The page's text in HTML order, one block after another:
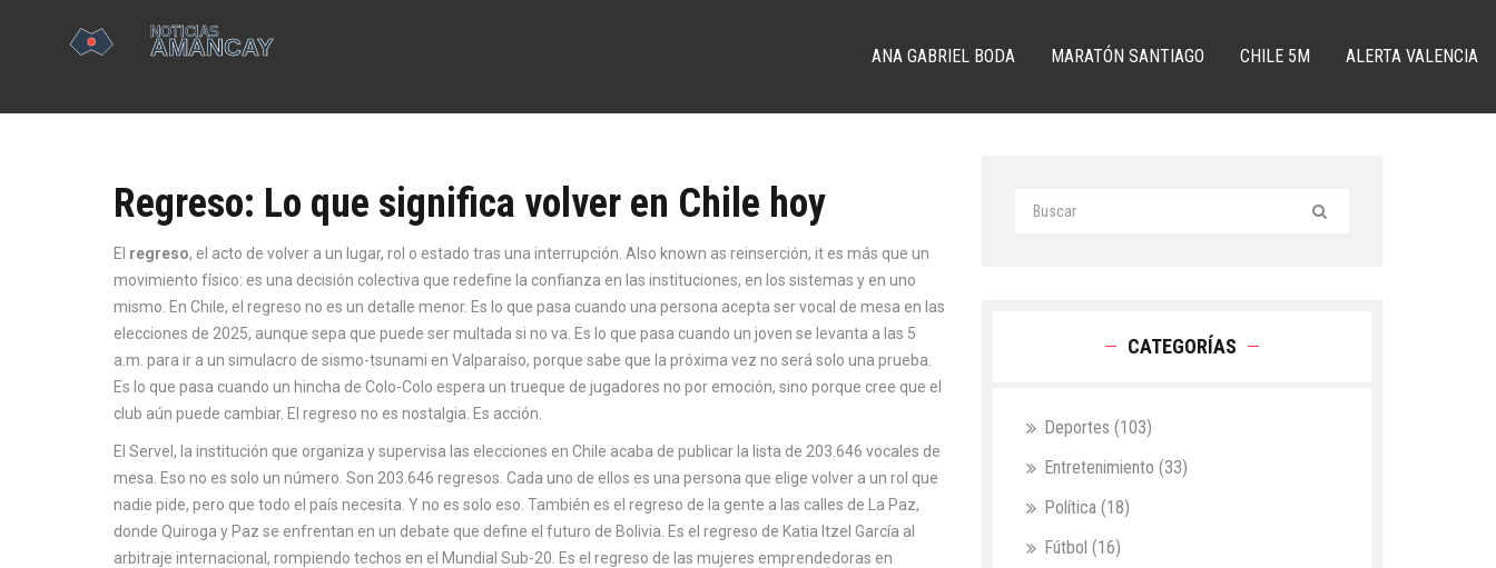
ANA GABRIEL BODA MARATÓN SANTIAGO CHILE 5M ALERTA VALENCIA
Regreso: Lo que significa volver en Chile hoy
El regreso, el acto de volver a un lugar, rol o estado tras una interrupción . Also known as reinserción, it es más que un
movimiento físico: es una decisión colectiva que redefine la confianza en las instituciones, en los sistemas y en uno
mismo En Chile, el regreso no es un detalle menor. Es lo que pasa cuando una persona acepta ser vocal de mesa en las
elecciones de 2025, aunque sepa que puede ser multada si no va. Es lo que pasa cuando un joven se levanta a las 5
a.m. para ir a un simulacro de sismo-tsunami en Valparaíso, porque sabe que la próxima vez no será solo una prueba.
Es lo que pasa cuando un hincha de Colo-Colo espera un trueque de jugadores no por emoción, sino porque cree que el
club aún puede cambiar. El regreso no es nostalgia. Es acción.
El Servel , la institución que organiza y supervisa las elecciones en Chile acaba de publicar la lista de 203.646 vocales de
mesa. Eso no es solo un número. Son 203.646 regresos. Cada uno de ellos es una persona que elige volver a un rol que
nadie pide, pero que todo el país necesita. Y no es solo eso. También es el regreso de la gente a las calles de La Paz,
donde Quiroga y Paz se enfrentan en un debate que define el futuro de Bolivia. Es el regreso de Katia Itzel García al
arbitraje internacional, rompiendo techos en el Mundial Sub-20. Es el regreso de las mujeres emprendedoras en
CATEGORÍAS
Deportes (103)
Entretenimiento (33)
Política (18)
Fútbol (16)